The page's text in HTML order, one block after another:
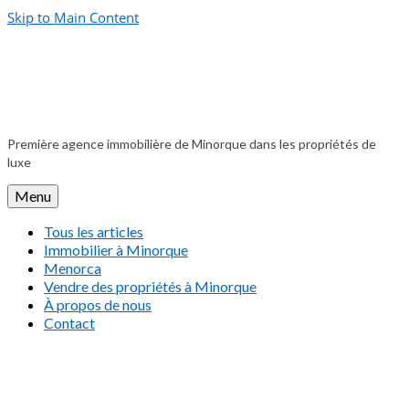
Skip to Main Content
Première agence immobilière de Minorque dans les propriétés de
luxe
Menu
Tous les articles
Immobilier à Minorque
Menorca
Vendre des propriétés à Minorque
À propos de nous
Contact